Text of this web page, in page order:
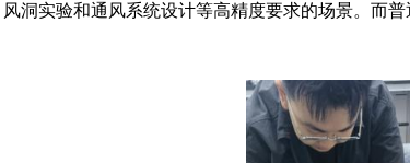
洞实验和通风系统设计等高精度要求的场景。而